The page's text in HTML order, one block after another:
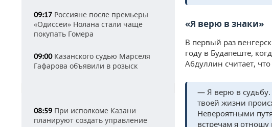
09:17 Россияне после премьеры
«Одиссеи» Нолана стали чаще
покупать Гомера
09:00Казанского судью Марселя
Гафарова объявили в розыск
08:59 При исполкоме Казани
планируют создать управление
«Я верю в знаки»
В первый раз
году в Будапеште,
Абдуллин считает,
— Я верю в
твоей жизни
Невероятными
встречам я